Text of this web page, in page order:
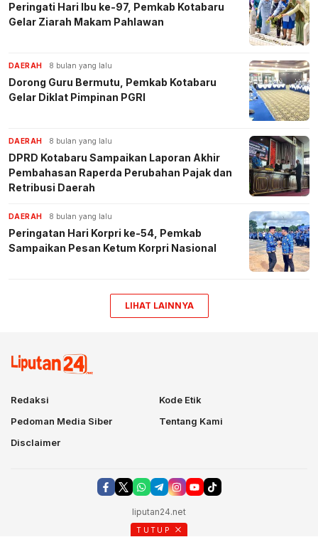
Peringati Hari Ibu ke-97, Pemkab Kotabaru
Gelar Ziarah Makam Pahlawan
DAERAH 8 bulan yang lalu
Dorong Guru Bermutu, Pemkab Kotabaru
Gelar Diklat Pimpinan PGRI
DAERAH 8 bulan yang lalu
DPRD Kotabaru Sampaikan Laporan Akhir
Pembahasan Raperda Perubahan Pajak dan
Retribusi Daerah
DAERAH 8 bulan yang lalu
Peringatan Hari Korpri ke-54, Pemkab
Sampaikan Pesan Ketum Korpri Nasional
LIHAT LAINNYA
Redaksi
Kode Etik
Pedoman Media Siber
Tentang Kami
Disclaimer
liputan24.net
TUTUP